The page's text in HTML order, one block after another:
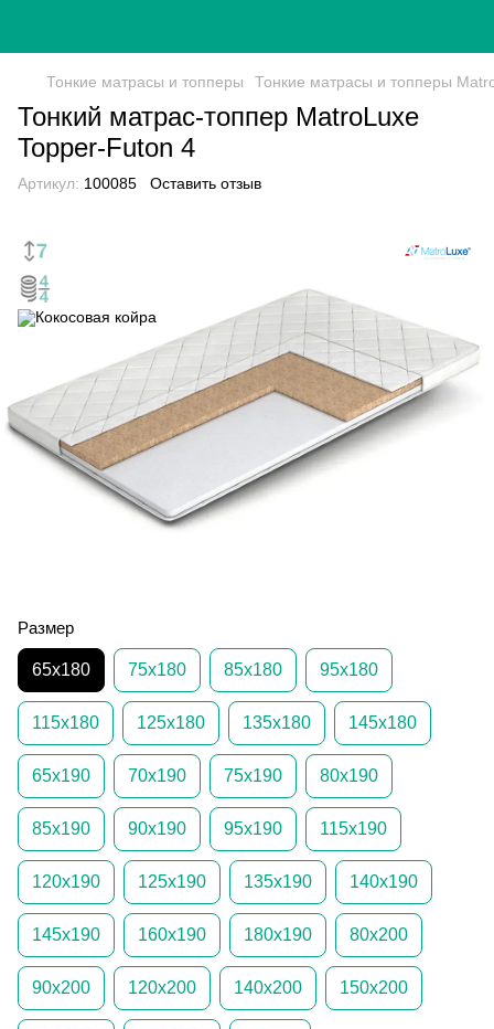
Тонкие матрасы и топперы Тонкие матрасы и топперы
Тонкий матрас-топпер MatroLuxe
Topper-Futon 4
Артикул: 100085 Оставить отзыв
Размер
65х180 75х180 85х180 95х180
115х180 125х180 135х180 145х180
65х190 70х190 75х190 80х190
85х190 90х190 95х190 115х190
120х190 125х190 135х190 140х190
145х190 160х190 180х190 80х200
90х200 120х200 140х200 150х200